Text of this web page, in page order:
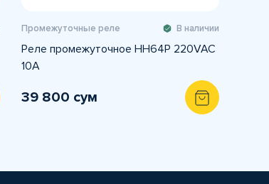
Промежуточные реле В наличии
Реле промежуточное HH64P 220VAC
10A
39 800 сум